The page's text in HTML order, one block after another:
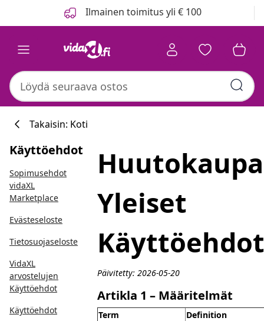
Ilmainen toimitus yli € 100
#sharemevidaxl
Keittiökokoelma
Takaisin: Koti
Käyttöehdot
Sopimusehdot
vidaXL
Marketplace
Evästeseloste
Tietosuojaseloste
VidaXL
arvostelujen
Käyttöehdot
Käyttöehdot
Yleiset
Käyttöehdot
Päivitetty: 2026-05-20
Artikla 1 – Määritelmät
Term Definition